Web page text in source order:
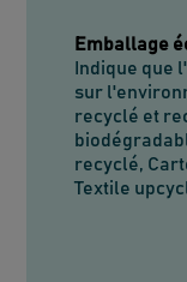
Emballage
Indique que
sur
recyclé et
recyclé,
Textile